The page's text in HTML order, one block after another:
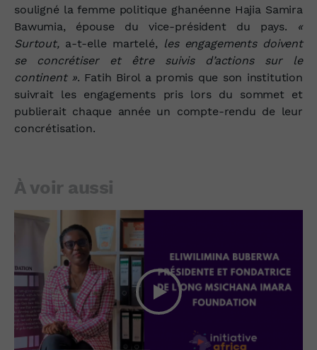
souligné la femme politique ghanéenne Hajia Samira
Bawumia, épouse du vice-président du pays. «
Surtout, a-t-elle martelé,les engagements doivent
se concrétiser et être suivis d’actions sur le
continent ». Fatih Birol a promis que son institution
suivrait les engagements pris lors du sommet et
publierait chaque année un compte-rendu de leur
concrétisation.
À voir aussi